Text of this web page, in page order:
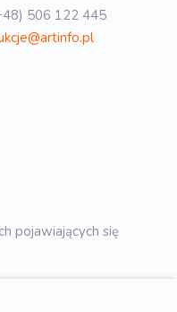
506 122 445
pojawiających się